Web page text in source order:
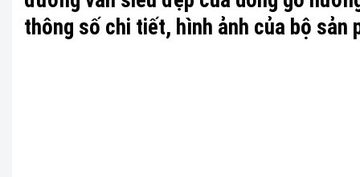
thông số chi tiết, hình ảnh của bộ sản